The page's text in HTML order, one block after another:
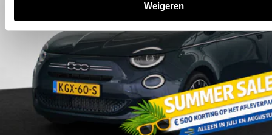
Weigeren